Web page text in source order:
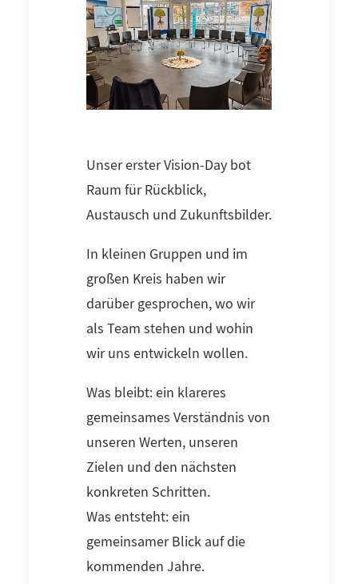
Unser erster Vision-Day bot
Raum für Rückblick,
Austausch und Zukunftsbilder.
In kleinen Gruppen und im
großen Kreis haben wir
darüber gesprochen, wo wir
als Team stehen und wohin
wir uns entwickeln wollen.
Was bleibt: ein klareres
gemeinsames Verständnis von
unseren Werten, unseren
Zielen und den nächsten
konkreten Schritten.
Was entsteht: ein
gemeinsamer Blick auf die
kommenden Jahre.